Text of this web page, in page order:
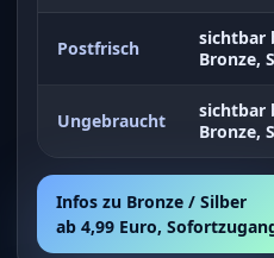
Postfrisch
sichtbar
Bronze,
Ungebraucht
sichtbar
Bronze,
Infos zu Bronze / Silber
ab 4,99 Euro,